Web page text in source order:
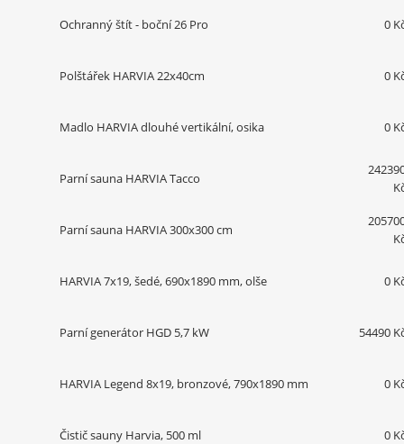
Ochranný štít - boční 26 Pro 0
Polštářek HARVIA 22x40cm 0
Madlo HARVIA dlouhé vertikální, osika 0
Parní sauna HARVIA Tacco
Parní sauna HARVIA 300x300 cm
HARVIA 7x19, šedé, 690x1890 mm, olše 0
Parní generátor HGD 5,7 kW 54490
HARVIA Legend 8x19, bronzové, 790x1890 mm 0
Čistič sauny Harvia, 500 ml 0